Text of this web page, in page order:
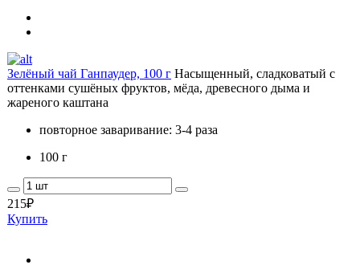
Зелёный чай Ганпаудер, 100 г Насыщенный, сладковатый с
оттенками сушёных фруктов, мёда, древесного дыма и
жареного каштана
повторное заваривание: 3-4 раза
100 г
215₽
Купить